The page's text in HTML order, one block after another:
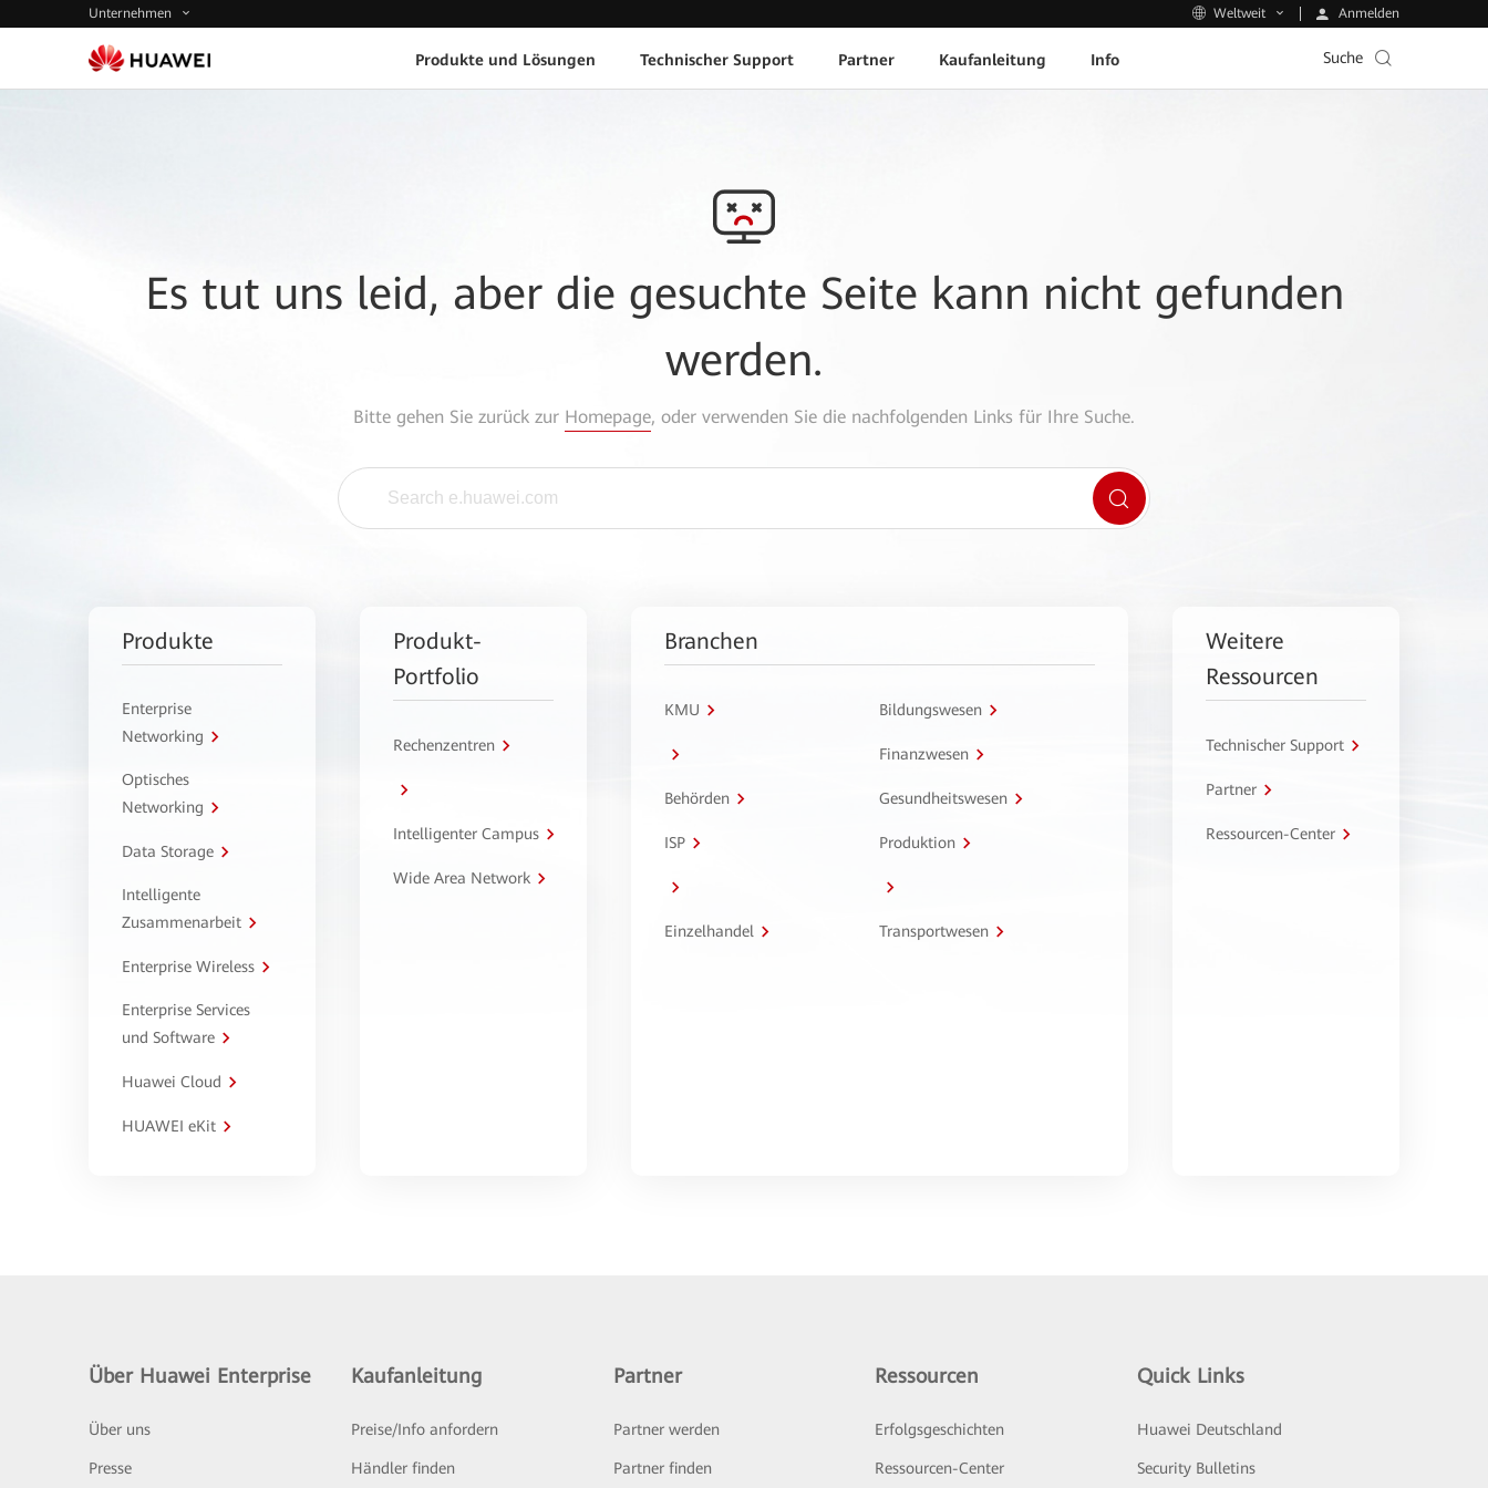
Unternehmen Weltweit Anmelden
Produkte und Lösungen Technischer Support Partner Kaufanleitung Info Suche
Es tut uns leid, aber die gesuchte Seite kann nicht gefunden
werden.
Bitte gehen Sie zurück zur Homepage, oder verwenden Sie die nachfolgenden Links für Ihre Suche.
Produkte
Enterprise
Networking
Optisches
Networking
Data Storage
Intelligente
Zusammenarbeit
Enterprise Wireless
Enterprise Services
und Software
Huawei Cloud
HUAWEI eKit
Produkt-
Portfolio
Rechenzentren
Intelligenter Campus
Wide Area Network
Branchen
KMU Bildungswesen
Finanzwesen
Behörden Gesundheitswesen
ISP Produktion
Einzelhandel Transportwesen
Weitere
Ressourcen
Technischer Support
Partner
Ressourcen-Center
Über Huawei Enterprise
Über uns
Presse
Kaufanleitung
Preise/Info anfordern
Händler finden
Partner
Partner werden
Partner finden
Ressourcen
Erfolgsgeschichten
Ressourcen-Center
Quick Links
Huawei Deutschland
Security Bulletins